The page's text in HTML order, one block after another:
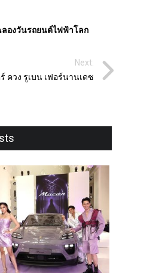
องวันรถยนต์ไฟฟ้าโลก
Next:
ควง รูเบน เฟอร์นานเดซ